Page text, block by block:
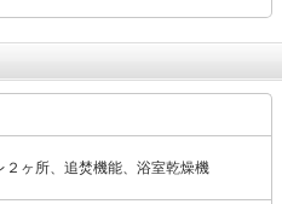
２ヶ所、追焚機能、浴室乾燥機